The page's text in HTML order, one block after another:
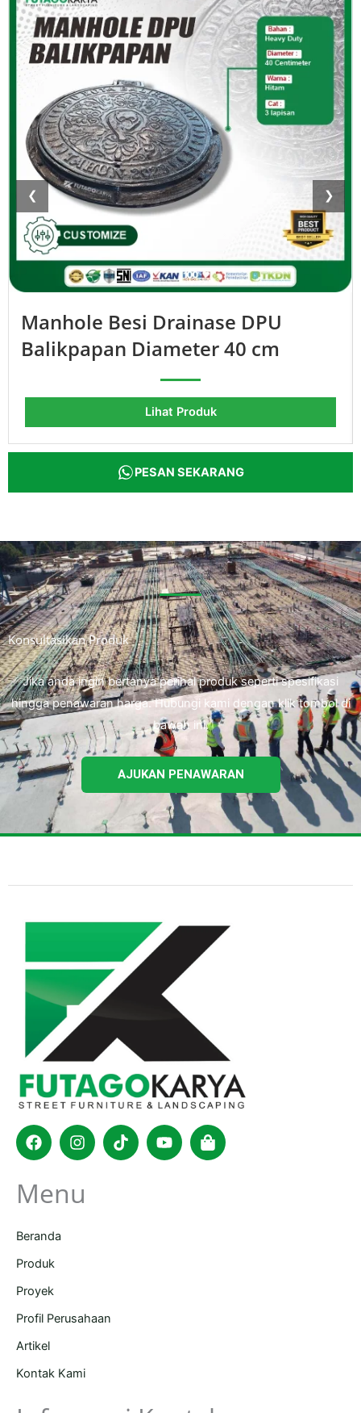
❮ ❯
Manhole Besi Drainase DPU
Balikpapan Diameter 40 cm
Lihat Produk
PESAN SEKARANG
Konsultasikan Produk
Jika anda ingin bertanya perihal produk seperti spesifikasi
hingga penawaran harga. Hubungi kami dengan klik tombol di
bawah ini.
AJUKAN PENAWARAN
FacebookInstagram
TiktokYoutubeShopping-
bag
Menu
Beranda
Produk
Proyek
Profil Perusahaan
Artikel
Kontak Kami